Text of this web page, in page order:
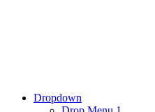
Dropdown